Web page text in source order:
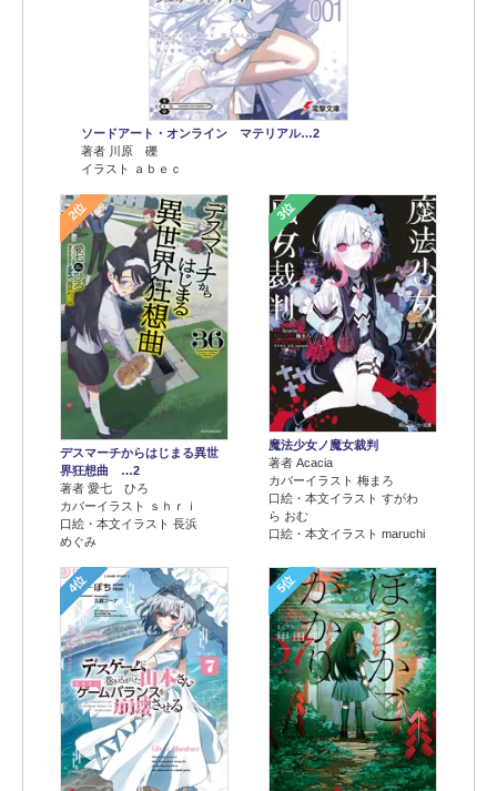
ソードアート・オンライン マテリアル…2
著者 川原 礫
イラスト ａｂｅｃ
2位
デスマーチからはじまる異世
界狂想曲 …2
著者 愛七 ひろ
カバーイラスト ｓｈｒｉ
口絵・本文イラスト 長浜
めぐみ
3位
魔法少女ノ魔女裁判
著者 Acacia
カバーイラスト 梅まろ
口絵・本文イラスト すがわ
ら おむ
口絵・本文イラスト maruchi
4位 5位